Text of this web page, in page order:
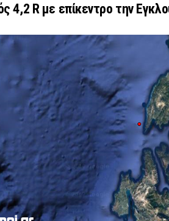
4,2 R με επίκεντρο την